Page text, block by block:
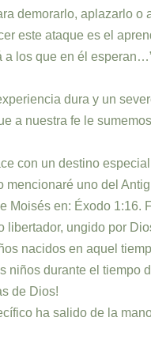
demorarlo, aplazarlo
este ataque es el
a los que en él
dura y un
a nuestra fe le
con un destino
uno del
Moisés en: Éxodo
libertador, ungido por
nacidos en aquel
niños durante el
de Dios!
ha salido de la